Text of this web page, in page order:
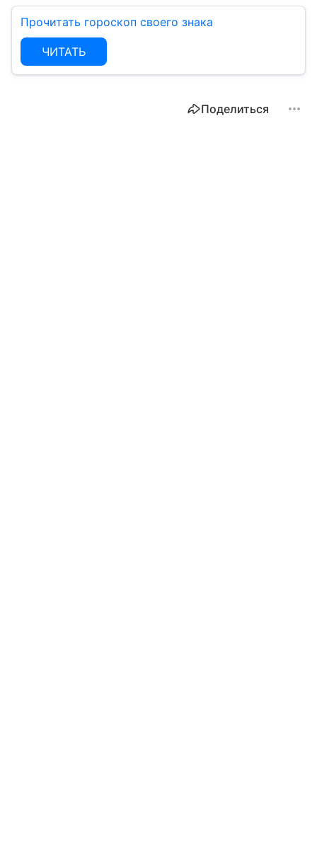
Прочитать гороскоп своего знака
ЧИТАТЬ
Поделиться